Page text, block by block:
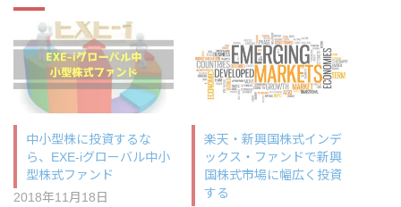
中小型株に投資するな
ら、EXE-iグローバル中小
型株式ファンド
2018年11月18日
楽天・新興国株式インデ
ックス・ファンドで新興
国株式市場に幅広く投資
する